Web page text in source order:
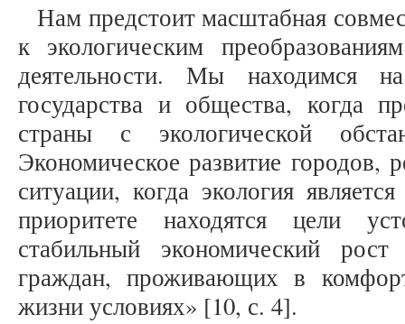
Нам предстоит масштабная
к экологическим
деятельности. Мы находимся
государства и общества, когда
страны с экологической
Экономическое развитие городов,
ситуации, когда экология
приоритете находятся цели
стабильный экономический
граждан, проживающих в
жизни условиях» [10, с. 4].